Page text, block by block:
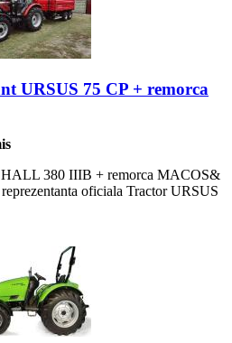
URSUS 75 CP + remorca
380 IIIB + remorca MACOS&
oficiala Tractor URSUS